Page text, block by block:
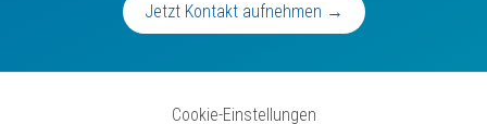
Jetzt Kontakt aufnehmen →
Cookie-Einstellungen